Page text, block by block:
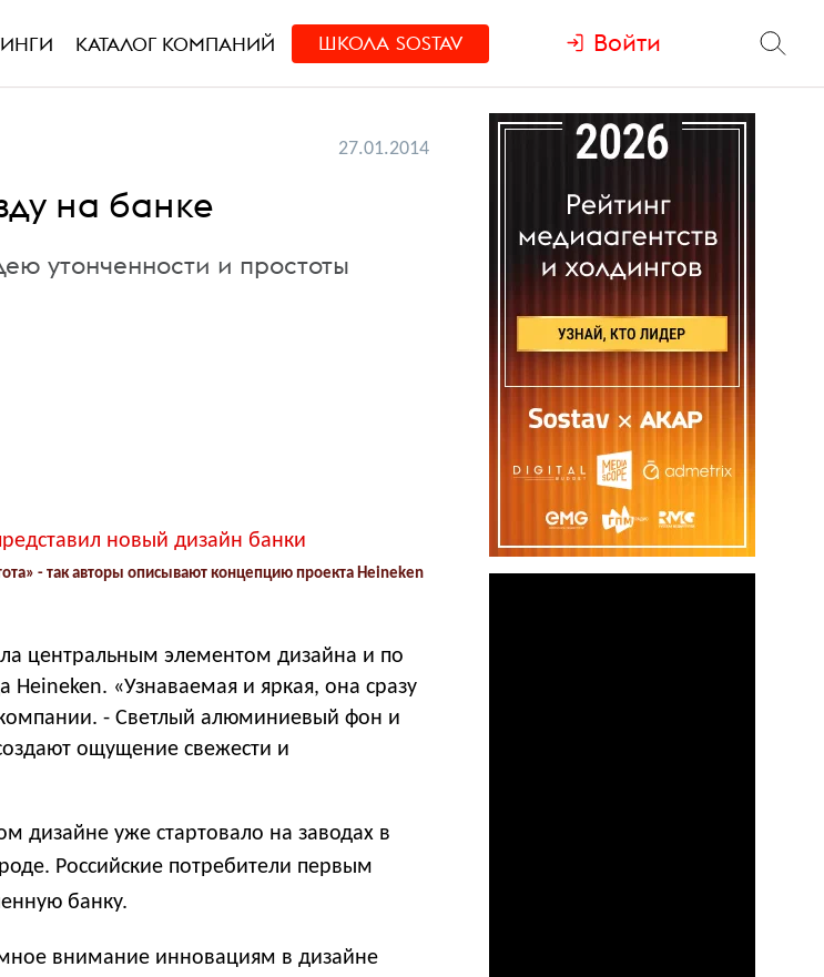
КАТАЛОГ КОМПАНИЙ ШКОЛА SOSTAV Войти
27.01.2014
на банке
утонченности и простоты
новый дизайн банки
- так авторы описывают концепцию проекта Heineken
центральным элементом дизайна и по
Heineken. «Узнаваемая и яркая, она сразу
- Светлый алюминиевый фон и
ощущение свежести и
дизайне уже стартовало на заводах в
Российские потребители первым
банку.
внимание инновациям в дизайне